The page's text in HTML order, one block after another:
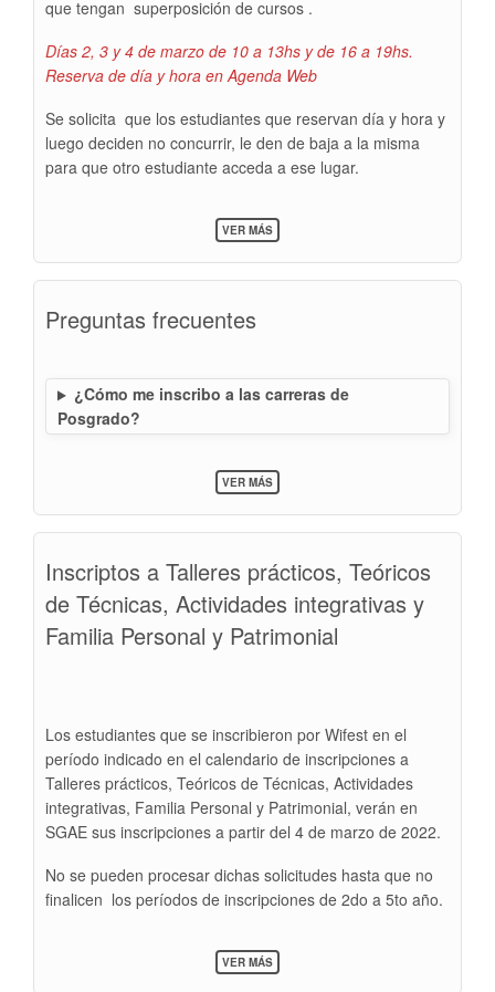
que tengan superposición de cursos .
Días 2, 3 y 4 de marzo de 10 a 13hs y de 16 a 19hs.
Reserva de día y hora en Agenda Web
Se solicita que los estudiantes que reservan día y hora y
luego deciden no concurrir, le den de baja a la misma
para que otro estudiante acceda a ese lugar.
VER MÁSSOBRE
PERMUTAS
Preguntas frecuentes
¿Cómo me inscribo a las carreras de
Posgrado?
VER MÁSSOBRE
PREGUNTAS
Inscriptos a Talleres prácticos, Teóricos
de Técnicas, Actividades integrativas y
Familia Personal y Patrimonial
Los estudiantes que se inscribieron por Wifest en el
período indicado en el calendario de inscripciones a
Talleres prácticos, Teóricos de Técnicas, Actividades
integrativas, Familia Personal y Patrimonial, verán en
SGAE sus inscripciones a partir del 4 de marzo de 2022.
No se pueden procesar dichas solicitudes hasta que no
finalicen los períodos de inscripciones de 2do a 5to año.
VER MÁSSOBRE
INSCRIPTOS